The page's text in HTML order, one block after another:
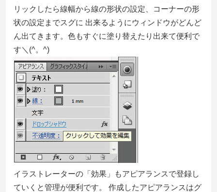
リックしたら線幅から線の形状の設定、コーナーの形
状の設定までスグに 出来るようにウィンドウがどんど
ん出てきます。色もすぐに塗り替えたり出来て便利で
す＼(^。^)
イラストレーターの「効果」もアピアランスで登録し
ていくと管理が便利です。 作成したアピアランスはグ